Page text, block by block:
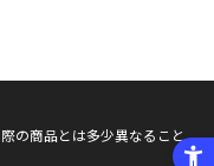
の商品とは多少異なること